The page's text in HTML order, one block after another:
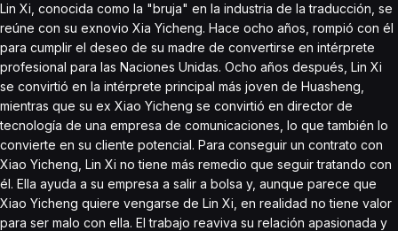
Lin Xi, conocida como la "bruja" en la industria de la traducción, se
reúne con su exnovio Xia Yicheng. Hace ocho años, rompió con él
para cumplir el deseo de su madre de convertirse en intérprete
profesional para las Naciones Unidas. Ocho años después, Lin Xi
se convirtió en la intérprete principal más joven de Huasheng,
mientras que su ex Xiao Yicheng se convirtió en director de
tecnología de una empresa de comunicaciones, lo que también lo
convierte en su cliente potencial. Para conseguir un contrato con
Xiao Yicheng, Lin Xi no tiene más remedio que seguir tratando con
él. Ella ayuda a su empresa a salir a bolsa y, aunque parece que
Xiao Yicheng quiere vengarse de Lin Xi, en realidad no tiene valor
para ser malo con ella. El trabajo reaviva su relación apasionada y